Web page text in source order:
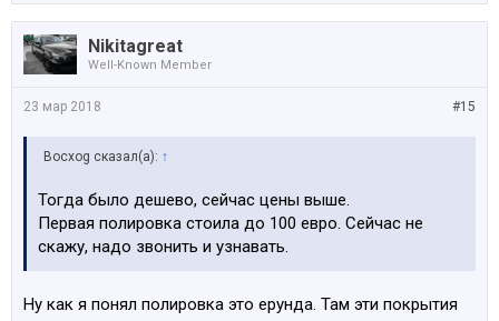
Nikitagreat
Well-Known Member
#15
23 мар 2018
Bocxog сказал(а): ↑
Тогда было дешево, сейчас цены выше.
Первая полировка стоила до 100 евро. Сейчас не
скажу, надо звонить и узнавать.
Ну как я понял полировка это ерунда. Там эти покрытия